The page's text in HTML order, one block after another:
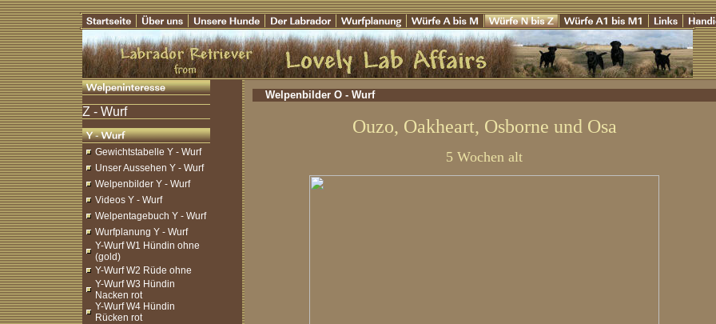
Gewichtstabelle Y - Wurf
Unser Aussehen Y - Wurf
Welpenbilder Y - Wurf
Videos Y - Wurf
Welpentagebuch Y - Wurf
Wurfplanung Y - Wurf
Y-Wurf W1 Hündin ohne
(gold)
Y-Wurf W2 Rüde ohne
Y-Wurf W3 Hündin
Nacken rot
Y-Wurf W4 Hündin
Rücken rot
Welpenbilder O - Wurf
Ouzo, Oakheart, Osborne und Osa
5 Wochen alt